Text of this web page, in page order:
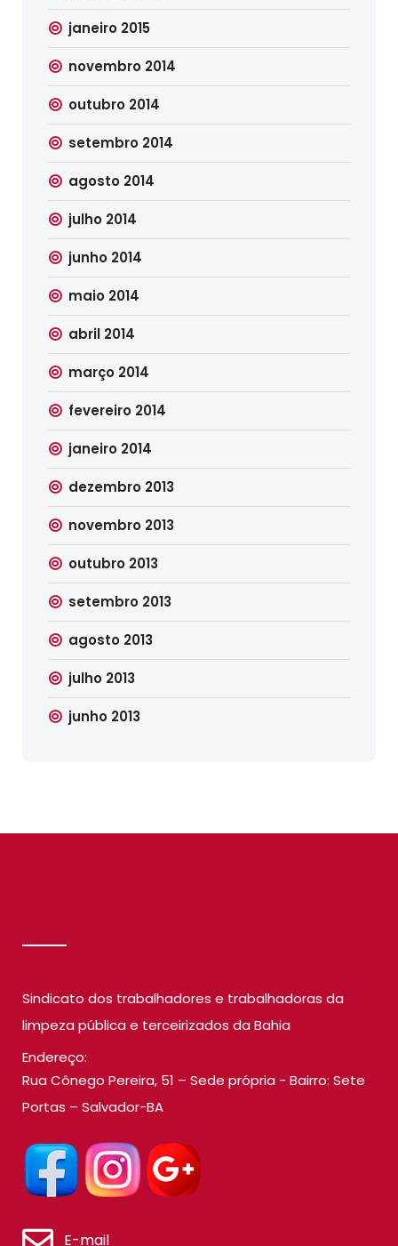
janeiro 2015
novembro 2014
outubro 2014
setembro 2014
agosto 2014
julho 2014
junho 2014
maio 2014
abril 2014
março 2014
fevereiro 2014
janeiro 2014
dezembro 2013
novembro 2013
outubro 2013
setembro 2013
agosto 2013
julho 2013
junho 2013
Sindicato dos trabalhadores e trabalhadoras da
limpeza pública e terceirizados da Bahia
Endereço:
Rua Cônego Pereira, 51 – Sede própria - Bairro: Sete
Portas – Salvador-BA
E-mail